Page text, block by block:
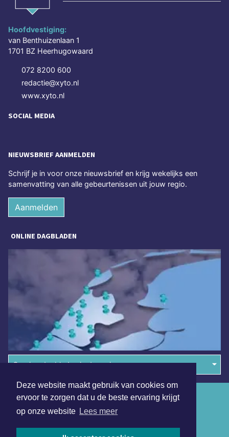
Deze website maakt gebruik van cookies om
ervoor te zorgen dat u de beste ervaring krijgt
op onze website Lees meer
Hoofdvestiging:
van Benthuizenlaan 1
1701 BZ Heerhugowaard
072 8200 600
redactie@xyto.nl
www.xyto.nl
SOCIAL MEDIA
NIEUWSBRIEF AANMELDEN
Schrijf je in voor onze nieuwsbrief en krijg wekelijks een
samenvatting van alle gebeurtenissen uit jouw regio.
Aanmelden
ONLINE DAGBLADEN
Overige dagbladen in de regio
Algemene voorwaarden
Disclaimer